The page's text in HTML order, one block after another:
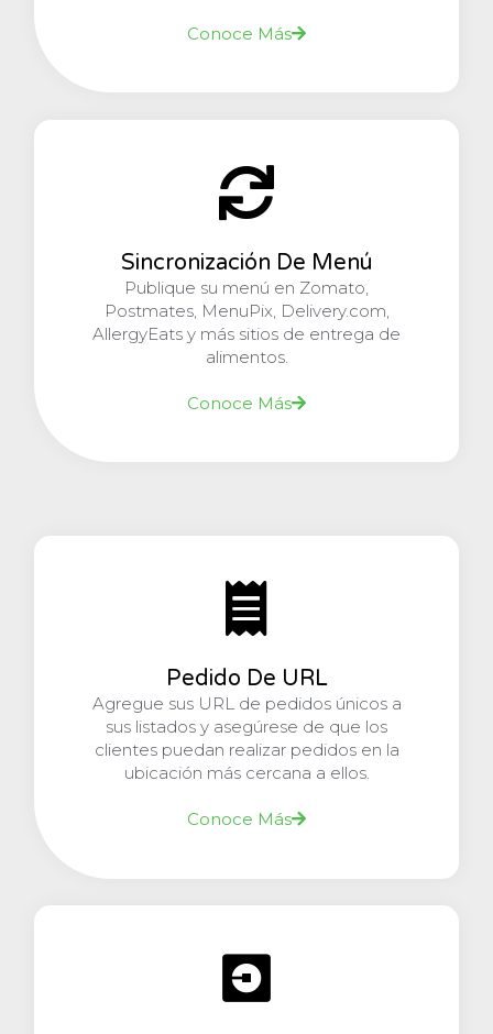
Conoce Más
Sincronización De Menú
Publique su menú en Zomato,
Postmates, MenuPix, Delivery.com,
AllergyEats y más sitios de entrega de
alimentos.
Conoce Más
Pedido De URL
Agregue sus URL de pedidos únicos a
sus listados y asegúrese de que los
clientes puedan realizar pedidos en la
ubicación más cercana a ellos.
Conoce Más